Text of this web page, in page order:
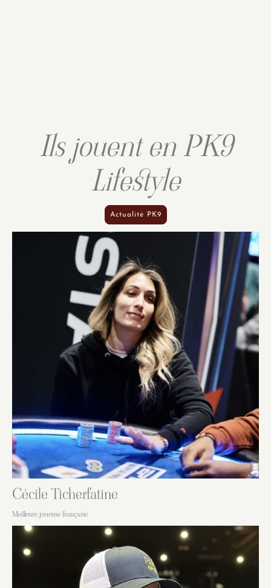
Ils jouent en PK9
Lifestyle
Actualité PK9
Cécile Ticherfatine
Meilleure joueuse française